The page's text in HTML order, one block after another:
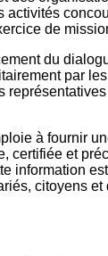
activités
de
du
par
à fournir
certifiée et
information
citoyens et